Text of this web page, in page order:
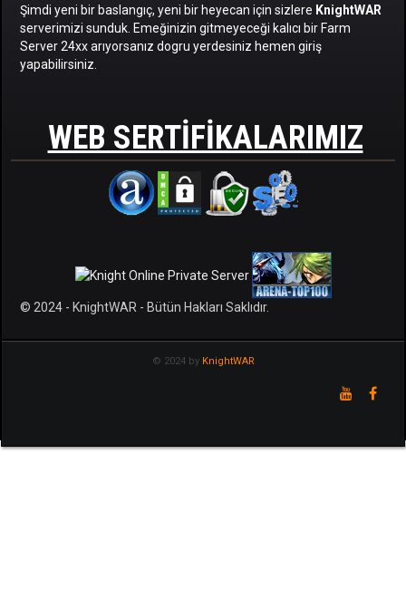
Şimdi yeni bir baslangıç, yeni bir heyecan için sizlere KnightWAR
serverimizi sunduk. Emeğinizin gitmeyeceği kalıcı bir Farm
Server 24xx arıyorsanız dogru yerdesiniz hemen giriş
yapabilirsiniz.
WEB SERTIFIKALARIMIZ
© 2024 - KnightWAR - Bütün Hakları Saklıdır.
© 2024 by KnightWAR